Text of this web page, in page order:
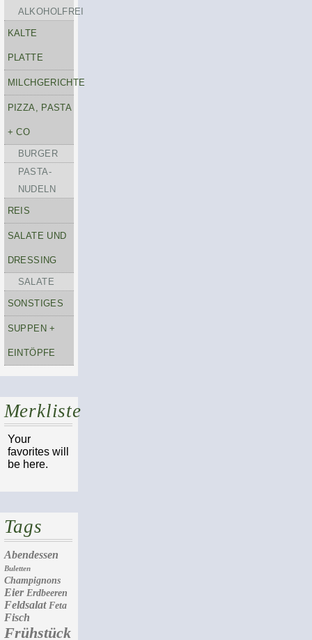
ALKOHOLFREI
KALTE
PLATTE
MILCHGERICHTE
PIZZA, PASTA
+ CO
BURGER
PASTA-
NUDELN
REIS
SALATE UND
DRESSING
SALATE
SONSTIGES
SUPPEN +
EINTÖPFE
Merkliste
Your
favorites will
be here.
Tags
Abendessen
Buletten
Champignons
Eier Erdbeeren
Feldsalat Feta
Fisch
Frühstück